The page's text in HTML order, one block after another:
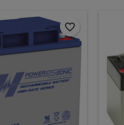
favorite_border